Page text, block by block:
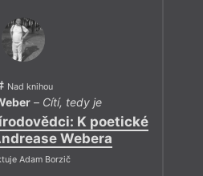
Nad knihou
– Cítí, tedy je
K poetické
Webera
Adam Borzič